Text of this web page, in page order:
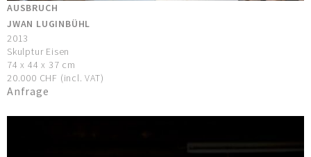
AUSBRUCH
JWAN LUGINBÜHL
2013
Skulptur Eisen
74 x 44 x 37 cm
20.000 CHF (incl. VAT)
Anfrage